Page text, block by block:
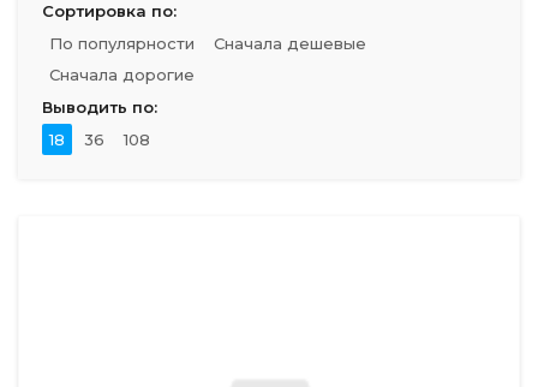
Сортировка по:
По популярности
Сначала дешевые
Сначала дорогие
Выводить по:
18
36 108